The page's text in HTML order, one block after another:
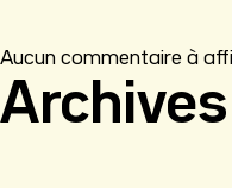
Aucun commentaire à
Archives